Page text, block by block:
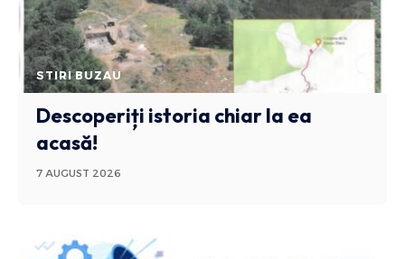
STIRI BUZAU
Descoperiți istoria chiar la ea
acasă!
7 AUGUST 2026